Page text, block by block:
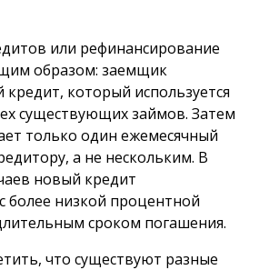
или рефинансирование
образом: заемщик
который используется
существующих займов. Затем
только один ежемесячный
а не нескольким. В
новый кредит
более низкой процентной
сроком погашения.
что существуют разные